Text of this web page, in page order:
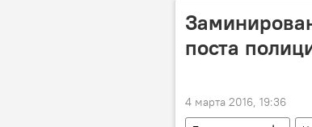
поста
4 марта 2016, 19:36